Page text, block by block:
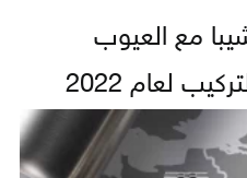
مع العيوب
لعام 2022